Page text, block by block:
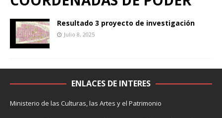
Resultado 3 proyecto de investigación
Julio 8, 2025
ENLACES DE INTERES
Ministerio de las Culturas, las Artes y el Patrimonio